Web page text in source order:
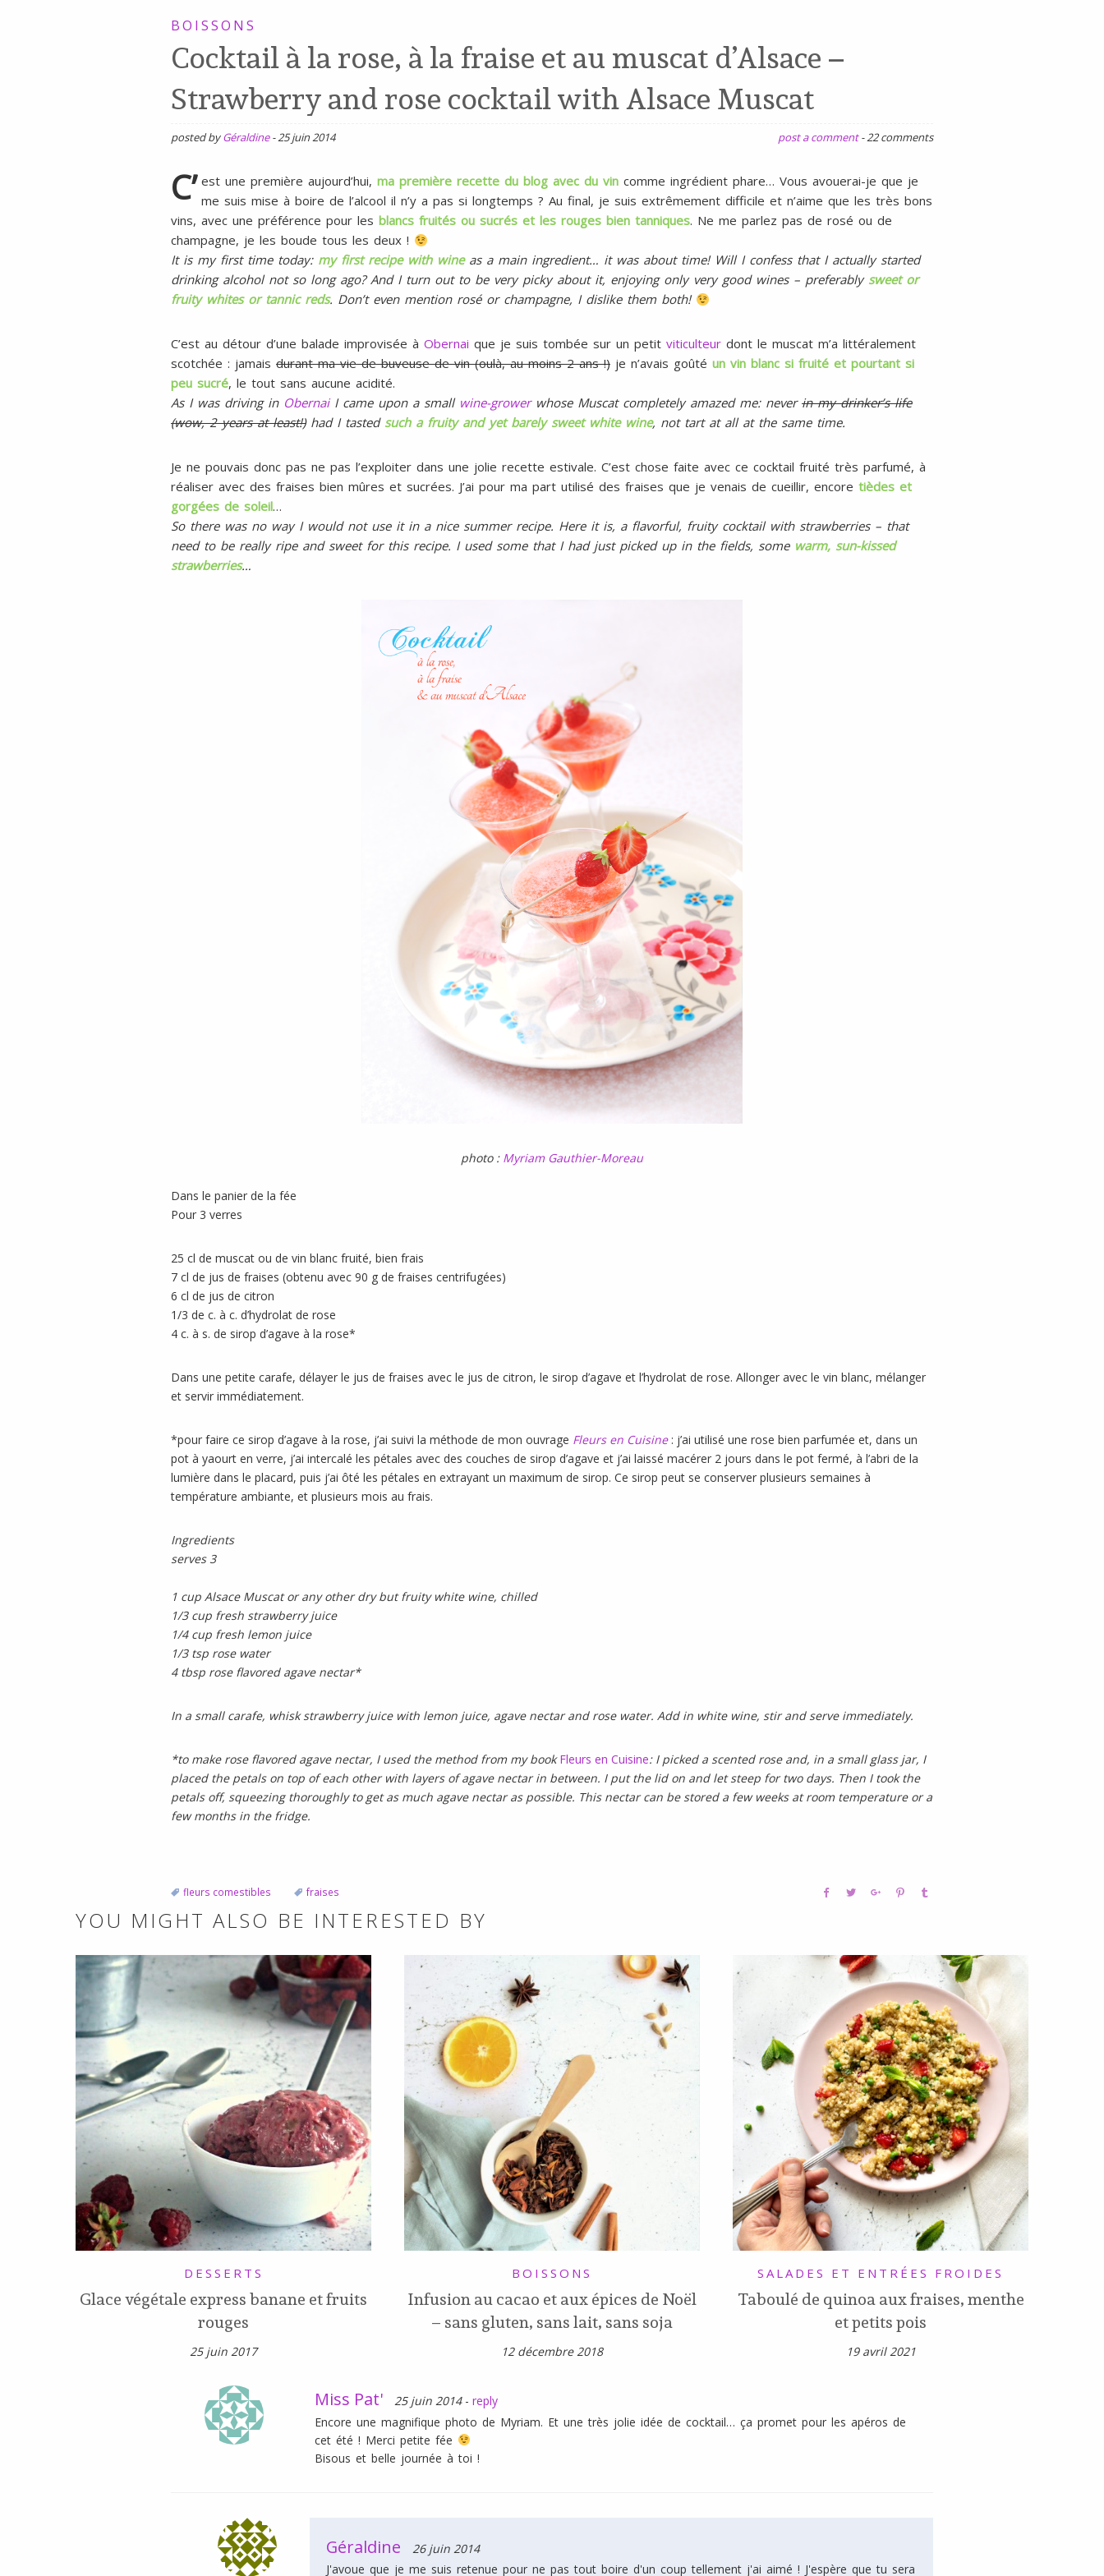
SANS
GLUTEN,
SANS
LAIT,
SANS
ŒUFS
BOISSONS
Cocktail à la rose, à la fraise et au muscat d’Alsace –
Strawberry and rose cocktail with Alsace Muscat
posted byGéraldine -25 juin 2014 post a comment -22 comments
C’ est une première aujourd’hui, ma première recette du blog avec du vincomme ingrédient phare… Vous avouerai-je que je
me suis mise à boire de l’alcool il n’y a pas si longtemps ? Au final, je suis extrêmement difficile et n’aime que les très bons
vins, avec une préférence pour les blancs fruités ou sucrés et les rouges bien tanniques. Ne me parlez pas de rosé ou de
champagne, je les boude tous les deux !
It is my first time today: my first recipe with wineas a main ingredient… it was about time! Will I confess that I actually started
drinking alcohol not so long ago? And I turn out to be very picky about it, enjoying only very good wines – preferably sweet or
fruity whites or tannic reds. Don’t even mention rosé or champagne, I dislike them both!
C’est au détour d’une balade improvisée à Obernai que je suis tombée sur un petit viticulteurdont le muscat m’a littéralement
scotchée : jamais durant ma vie de buveuse de vin (oulà, au moins 2 ans !)je n’avais goûté un vin blanc si fruité et pourtant si
peu sucré, le tout sans aucune acidité.
As I was driving in ObernaiI came upon a small wine-growerwhose Muscat completely amazed me: never in my drinker’s life
(wow, 2 years at least!)had I tasted such a fruity and yet barely sweet white wine, not tart at all at the same time.
Je ne pouvais donc pas ne pas l’exploiter dans une jolie recette estivale. C’est chose faite avec ce cocktail fruité très parfumé, à
réaliser avec des fraises bien mûres et sucrées. J’ai pour ma part utilisé des fraises que je venais de cueillir, encore tièdes et
gorgées de soleil…
So there was no way I would not use it in a nice summer recipe. Here it is, a flavorful, fruity cocktail with strawberries – that
need to be really ripe and sweet for this recipe. I used some that I had just picked up in the fields, some warm, sun-kissed
strawberries…
photo : Myriam Gauthier-Moreau
Dans le panier de la fée
Pour 3 verres
25 cl de muscat ou de vin blanc fruité, bien frais
7 cl de jus de fraises (obtenu avec 90 g de fraises centrifugées)
6 cl de jus de citron
1/3 de c. à c. d’hydrolat de rose
4 c. à s. de sirop d’agave à la rose*
Dans une petite carafe, délayer le jus de fraises avec le jus de citron, le sirop d’agave et l’hydrolat de rose. Allonger avec le vin blanc, mélanger
et servir immédiatement.
*pour faire ce sirop d’agave à la rose, j’ai suivi la méthode de mon ouvrage Fleurs en Cuisine: j’ai utilisé une rose bien parfumée et, dans un
pot à yaourt en verre, j’ai intercalé les pétales avec des couches de sirop d’agave et j’ai laissé macérer 2 jours dans le pot fermé, à l’abri de la
lumière dans le placard, puis j’ai ôté les pétales en extrayant un maximum de sirop. Ce sirop peut se conserver plusieurs semaines à
température ambiante, et plusieurs mois au frais.
Ingredients
serves 3
1 cup Alsace Muscat or any other dry but fruity white wine, chilled
1/3 cup fresh strawberry juice
1/4 cup fresh lemon juice
1/3 tsp rose water
4 tbsp rose flavored agave nectar*
In a small carafe, whisk strawberry juice with lemon juice, agave nectar and rose water. Add in white wine, stir and serve immediately.
*to make rose flavored agave nectar, I used the method from my bookFleurs en Cuisine: I picked a scented rose and, in a small glass jar, I
placed the petals on top of each other with layers of agave nectar in between. I put the lid on and let steep for two days. Then I took the
petals off, squeezing thoroughly to get as much agave nectar as possible. This nectar can be stored a few weeks at room temperature or a
few months in the fridge.
fleurs comestibles fraises
YOU MIGHT ALSO BE INTERESTED BY
DESSERTS
Glace végétale express banane et fruits
rouges
25 juin 2017
BOISSONS
Infusion au cacao et aux épices de Noël
– sans gluten, sans lait, sans soja
12 décembre 2018
SALADES ET ENTRÉES FROIDES
Taboulé de quinoa aux fraises, menthe
et petits pois
19 avril 2021
Miss Pat' 25 juin 2014 - reply
Encore une magnifique photo de Myriam. Et une très jolie idée de cocktail… ça promet pour les apéros de
cet été ! Merci petite fée
Bisous et belle journée à toi !
Géraldine
26 juin 2014
J'avoue que je me suis retenue pour ne pas tout boire d'un coup tellement j'ai aimé ! J'espère que tu sera